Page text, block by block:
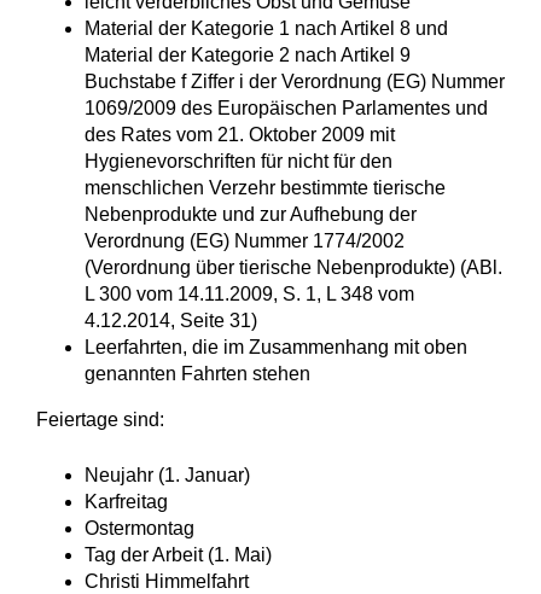
Material der Kategorie 1 nach Artikel 8 und
Material der Kategorie 2 nach Artikel 9
Buchstabe f Ziffer i der Verordnung (EG) Nummer
1069/2009 des Europäischen Parlamentes und
des Rates vom 21. Oktober 2009 mit
Hygienevorschriften für nicht für den
menschlichen Verzehr bestimmte tierische
Nebenprodukte und zur Aufhebung der
Verordnung (EG) Nummer 1774/2002
(Verordnung über tierische Nebenprodukte) (ABl.
L 300 vom 14.11.2009, S. 1, L 348 vom
4.12.2014, Seite 31)
Leerfahrten, die im Zusammenhang mit oben
genannten Fahrten stehen
Feiertage sind:
Neujahr (1. Januar)
Karfreitag
Ostermontag
Tag der Arbeit (1. Mai)
Christi Himmelfahrt